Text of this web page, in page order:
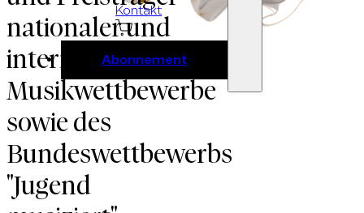
Kontakt
Abonnement
nationaler und
internationaler
Musikwettbewerbe
sowie des
Bundeswettbewerbs
"Jugend